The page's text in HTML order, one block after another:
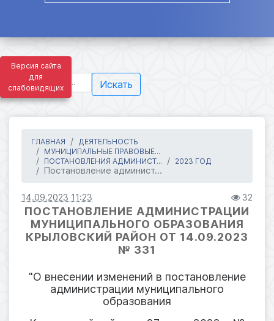
Версия сайта
для
слабовидящих
Искать
ГЛАВНАЯ
ДЕЯТЕЛЬНОСТЬ
МУНИЦИПАЛЬНЫЕ ПРАВОВЫЕ...
ПОСТАНОВЛЕНИЯ АДМИНИСТ...
2023 ГОД
Постановление админист...
14.09.2023 11:23 32
ПОСТАНОВЛЕНИЕ АДМИНИСТРАЦИИ
МУНИЦИПАЛЬНОГО ОБРАЗОВАНИЯ
КРЫЛОВСКИЙ РАЙОН ОТ 14.09.2023
№ 331
"О внесении изменений в постановление
администрации муниципального
образования